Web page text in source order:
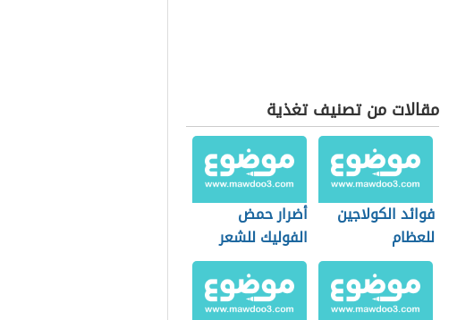
مقالات من تصنيف تغذية
فوائد الكولاجين
للعظام
أضرار حمض
الفوليك للشعر